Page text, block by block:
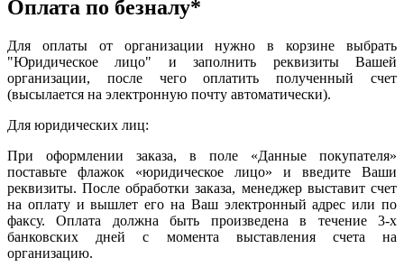
Оплата по безналу*
Для оплаты от организации нужно в корзине выбрать
"Юридическое лицо" и заполнить реквизиты Вашей
организации, после чего оплатить полученный счет
(высылается на электронную почту автоматически).
Для юридических лиц:
При оформлении заказа, в поле «Данные покупателя»
поставьте флажок «юридическое лицо» и введите Ваши
реквизиты. После обработки заказа, менеджер выставит счет
на оплату и вышлет его на Ваш электронный адрес или по
факсу. Оплата должна быть произведена в течение 3-х
банковских дней с момента выставления счета на
организацию.